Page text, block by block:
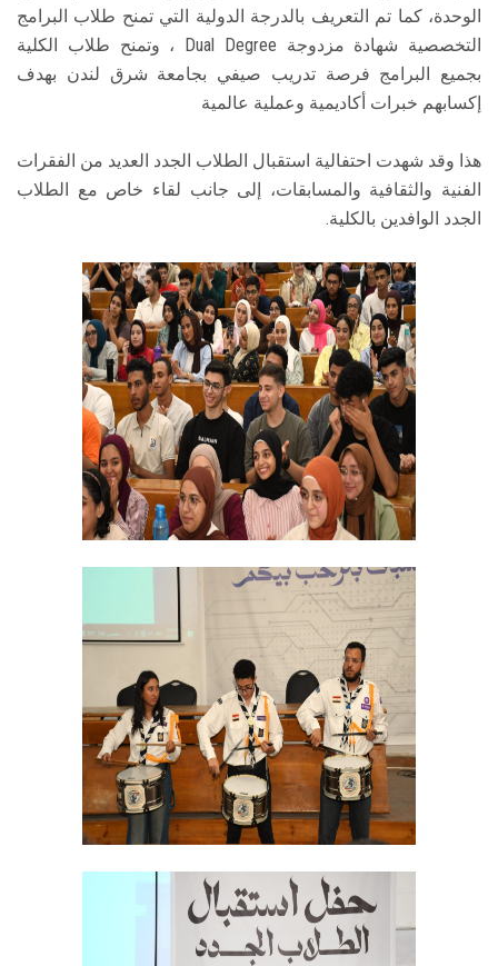
الوحدة، كما تم التعريف بالدرجة الدولية التي تمنح طلاب البرامج
التخصصية شهادة مزدوجة Dual Degree ، وتمنح طلاب الكلية
بجميع البرامج فرصة تدريب صيفي بجامعة شرق لندن بهدف
إكسابهم خبرات أكاديمية وعملية عالمية
هذا وقد شهدت احتفالية استقبال الطلاب الجدد العديد من الفقرات
الفنية والثقافية والمسابقات، إلى جانب لقاء خاص مع الطلاب
الجدد الوافدين بالكلية.